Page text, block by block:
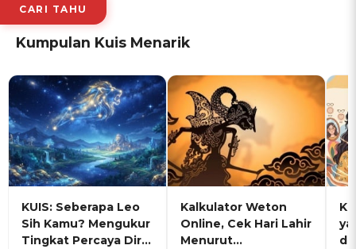
CARI TAHU
Kumpulan Kuis Menarik
KUIS: Seberapa Leo
Sih Kamu? Mengukur
Tingkat Percaya Diri
Kalkulator Weton
Online, Cek Hari Lahir
Menurut